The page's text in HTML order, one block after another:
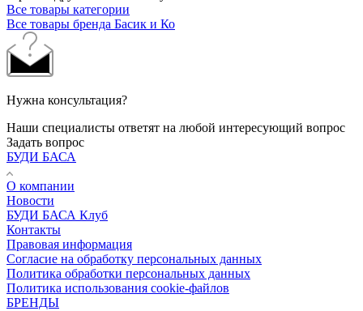
Все товары категории
Все товары бренда Басик и Ко
Нужна консультация?
Наши специалисты ответят на любой интересующий вопрос
Задать вопрос
БУДИ БАСА
О компании
Новости
БУДИ БАСА Клуб
Контакты
Правовая информация
Согласие на обработку персональных данных
Политика обработки персональных данных
Политика использования cookie-файлов
БРЕНДЫ